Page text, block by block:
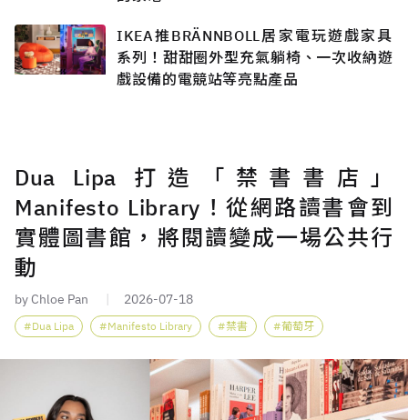
IKEA推BRÄNNBOLL居家電玩遊戲家具
系列！甜甜圈外型充氣躺椅、一次收納遊
戲設備的電競站等亮點產品
Dua Lipa 打造「禁書書店」
Manifesto Library！從網路讀書會到
實體圖書館，將閱讀變成一場公共行
動
by Chloe Pan 2026-07-18
Dua Lipa Manifesto Library 禁書 葡萄牙